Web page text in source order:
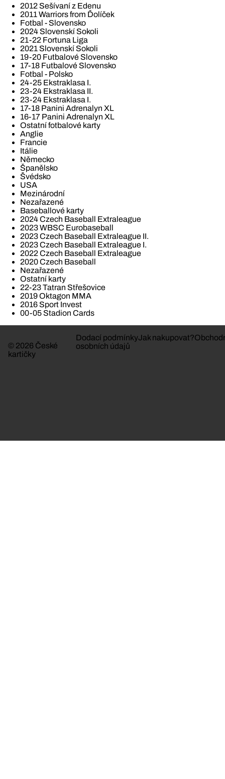
2012 Sešívaní z Edenu
2011 Warriors from Ďolíček
Fotbal - Slovensko
2024 Slovenskí Sokoli
21-22 Fortuna Liga
2021 Slovenskí Sokoli
19-20 Futbalové Slovensko
17-18 Futbalové Slovensko
Fotbal - Polsko
24-25 Ekstraklasa I.
23-24 Ekstraklasa II.
23-24 Ekstraklasa I.
17-18 Panini Adrenalyn XL
16-17 Panini Adrenalyn XL
Ostatní fotbalové karty
Anglie
Francie
Itálie
Německo
Španělsko
Švédsko
USA
Mezinárodní
Nezařazené
Baseballové karty
2024 Czech Baseball Extraleague
2023 WBSC Eurobaseball
2023 Czech Baseball Extraleague II.
2023 Czech Baseball Extraleague I.
2022 Czech Baseball Extraleague
2020 Czech Baseball
Nezařazené
Ostatní karty
22-23 Tatran Střešovice
2019 Oktagon MMA
2016 Sport Invest
00-05 Stadion Cards
© 2026 České
kartičky
Dodací podmínkyJak nakupovat?
osobních údajů